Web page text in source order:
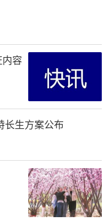
诚意推出全链条
“知音惠游”活
信小程序正式
证，仅需169元即
”权益包，一次
物、出行全链条
容
长生方案公布